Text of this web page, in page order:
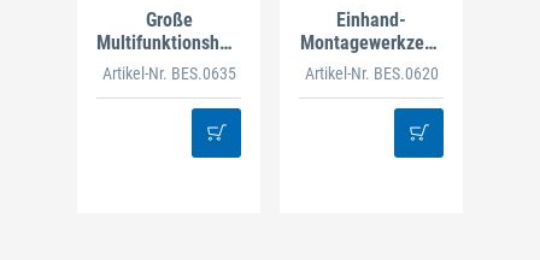
Große
Multifunktionshalterung
STE-MH-SET
Artikel-Nr. BES.0635
Einhand-
Montagewerkzeug
BEYCEPS BEY23
Artikel-Nr. BES.0620